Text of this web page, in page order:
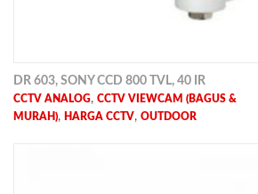
DR 603, SONY CCD 800 TVL, 40 IR
CCTV ANALOG, CCTV VIEWCAM (BAGUS &
MURAH), HARGA CCTV, OUTDOOR